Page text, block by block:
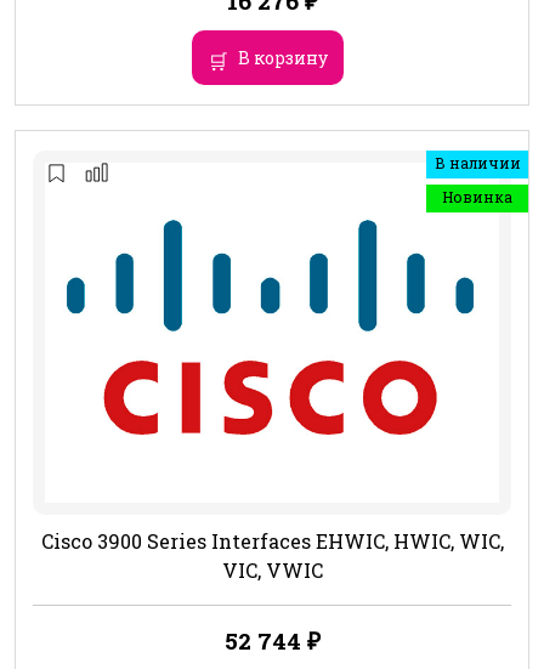
В корзину
В наличии
Новинка
Cisco 3900 Series Interfaces EHWIC, HWIC, WIC,
VIC, VWIC
52 744 ₽